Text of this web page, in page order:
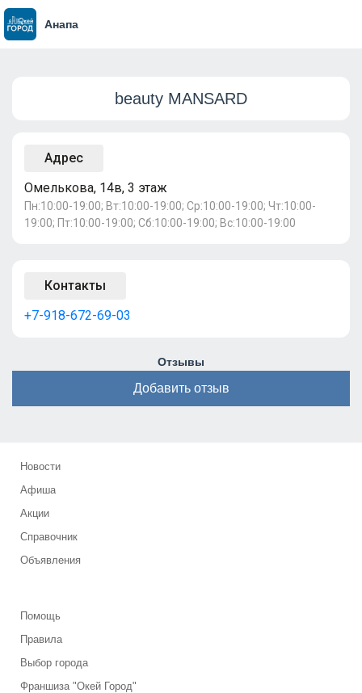
Анапа
beauty MANSARD
Адрес
Омелькова, 14в, 3 этаж
Пн:10:00-19:00; Вт:10:00-19:00; Ср:10:00-19:00; Чт:10:00-
19:00; Пт:10:00-19:00; Сб:10:00-19:00; Вс:10:00-19:00
Контакты
+7-918-672-69-03
Отзывы
Добавить отзыв
Новости
Афиша
Акции
Справочник
Объявления
Помощь
Правила
Выбор города
Франшиза "Окей Город"